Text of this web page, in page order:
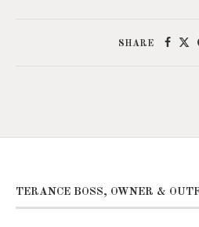
SHARE
TERANCE BOSS, OWNER &